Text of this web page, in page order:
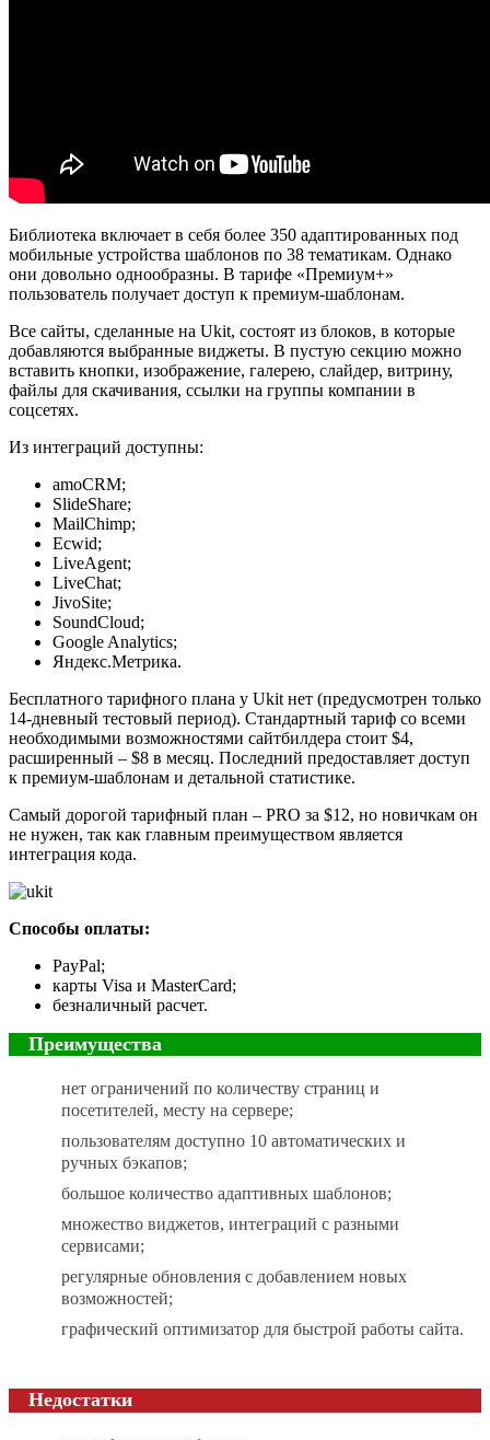
Библиотека включает в себя более 350 адаптированных под
мобильные устройства шаблонов по 38 тематикам. Однако
они довольно однообразны. В тарифе «Премиум+»
пользователь получает доступ к премиум-шаблонам.
Все сайты, сделанные на Ukit, состоят из блоков, в которые
добавляются выбранные виджеты. В пустую секцию можно
вставить кнопки, изображение, галерею, слайдер, витрину,
файлы для скачивания, ссылки на группы компании в
соцсетях.
Из интеграций доступны:
amoCRM;
SlideShare;
MailChimp;
Ecwid;
LiveAgent;
LiveChat;
JivoSite;
SoundCloud;
Google Analytics;
Яндекс.Метрика.
Бесплатного тарифного плана у Ukit нет (предусмотрен только
14-дневный тестовый период). Стандартный тариф со всеми
необходимыми возможностями сайтбилдера стоит $4,
расширенный – $8 в месяц. Последний предоставляет доступ
к премиум-шаблонам и детальной статистике.
Самый дорогой тарифный план – PRO за $12, но новичкам он
не нужен, так как главным преимуществом является
интеграция кода.
Способы оплаты:
PayPal;
карты Visa и MasterCard;
безналичный расчет.
Преимущества
нет ограничений по количеству страниц и
посетителей, месту на сервере;
пользователям доступно 10 автоматических и
ручных бэкапов;
большое количество адаптивных шаблонов;
множество виджетов, интеграций с разными
сервисами;
регулярные обновления с добавлением новых
возможностей;
графический оптимизатор для быстрой работы сайта.
Недостатки